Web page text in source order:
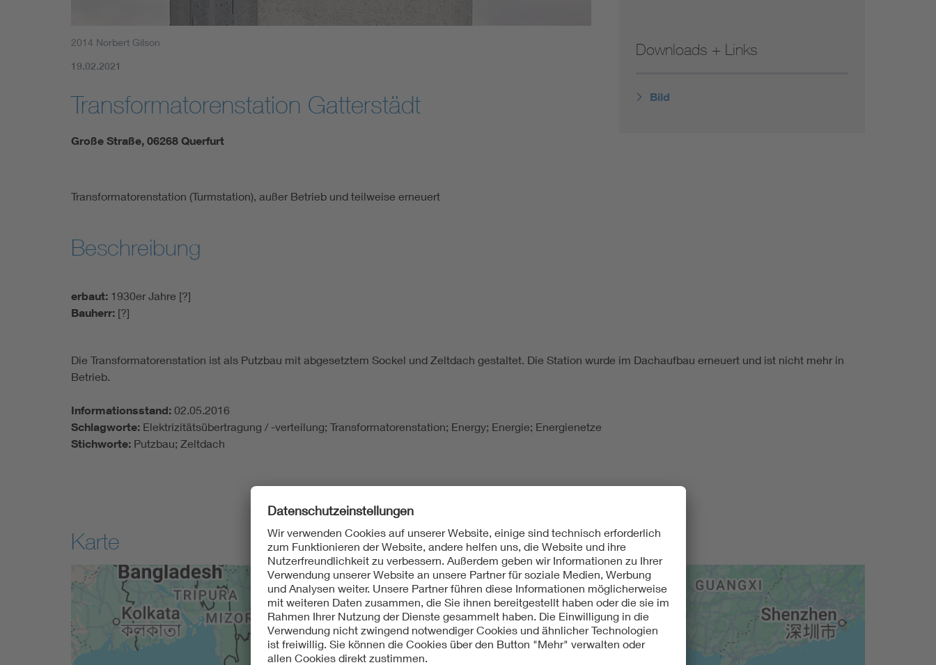
2014 Norbert Gilson
19.02.2021
Transformatorenstation Gatterstädt
Große Straße, 06268 Querfurt
Downloads + Links
Bild
Transformatorenstation (Turmstation), außer Betrieb und teilweise erneuert
Beschreibung
erbaut: 1930er Jahre [?]
Bauherr: [?]
Die Transformatorenstation ist als Putzbau mit abgesetztem Sockel und Zeltdach gestaltet. Die Station wurde im Dachaufbau erneuert und ist nicht mehr in
Betrieb.
Informationsstand: 02.05.2016
Schlagworte: Elektrizitätsübertragung / -verteilung; Transformatorenstation; Energy; Energie; Energienetze
Stichworte: Putzbau; Zeltdach
Karte
Wir benötigen Ihre Zustimmung, um
den Google Maps-Service zu laden!